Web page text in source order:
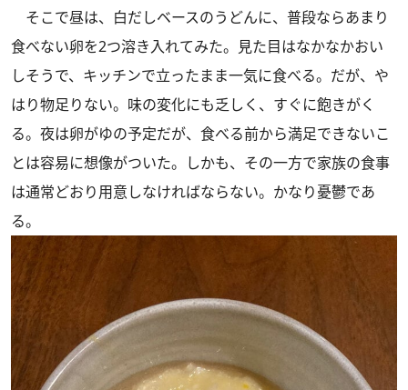
そこで昼は、白だしベースのうどんに、普段ならあまり
食べない卵を2つ溶き入れてみた。見た目はなかなかおい
しそうで、キッチンで立ったまま一気に食べる。だが、や
はり物足りない。味の変化にも乏しく、すぐに飽きがく
る。夜は卵がゆの予定だが、食べる前から満足できないこ
とは容易に想像がついた。しかも、その一方で家族の食事
は通常どおり用意しなければならない。かなり憂鬱であ
る。